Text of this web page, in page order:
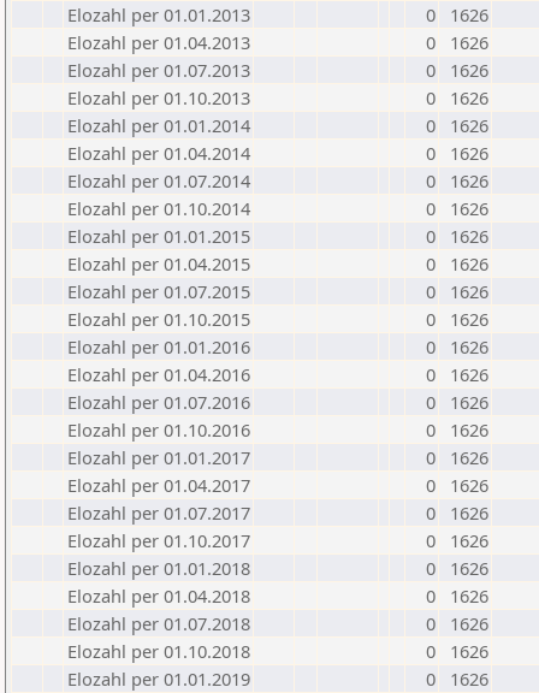
Elozahl per 01.01.2013
0
1626
Elozahl per 01.04.2013
0
1626
Elozahl per 01.07.2013
0
1626
Elozahl per 01.10.2013
0
1626
Elozahl per 01.01.2014
0
1626
Elozahl per 01.04.2014
0
1626
Elozahl per 01.07.2014
0
1626
Elozahl per 01.10.2014
0
1626
Elozahl per 01.01.2015
0
1626
Elozahl per 01.04.2015
0
1626
Elozahl per 01.07.2015
0
1626
Elozahl per 01.10.2015
0
1626
Elozahl per 01.01.2016
0
1626
Elozahl per 01.04.2016
0
1626
Elozahl per 01.07.2016
0
1626
Elozahl per 01.10.2016
0
1626
Elozahl per 01.01.2017
0
1626
Elozahl per 01.04.2017
0
1626
Elozahl per 01.07.2017
0
1626
Elozahl per 01.10.2017
0
1626
Elozahl per 01.01.2018
0
1626
Elozahl per 01.04.2018
0
1626
Elozahl per 01.07.2018
0
1626
Elozahl per 01.10.2018
0
1626
Elozahl per 01.01.2019
0
1626